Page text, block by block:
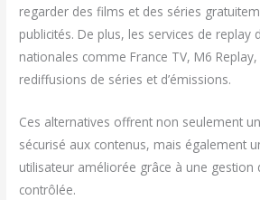
regarder des films et des séries
publicités. De plus, les services de replay
nationales comme France TV, M6
rediffusions de séries et d’émissions.
Ces alternatives offrent non seulement
sécurisé aux contenus, mais également
utilisateur améliorée grâce à une gestion
contrôlée.